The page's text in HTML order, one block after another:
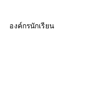
องค์กรนักเรียน